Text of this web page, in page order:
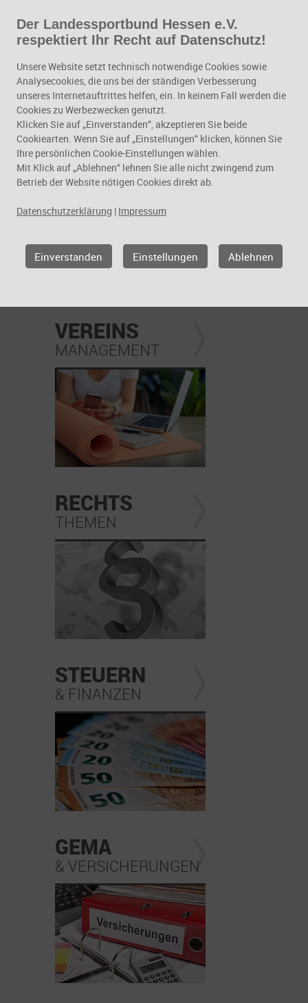
Vereinsmanagement
Vereinsmanagement
VEREINS
MANAGEMENT
RECHTS
THEMEN
STEUERN
& FINANZEN
GEMA
& VERSICHERUNGEN
Der Landessportbund Hessen e.V.
respektiert Ihr Recht auf Datenschutz!
Unsere Website setzt technisch notwendige Cookies sowie
Analysecookies, die uns bei der ständigen Verbesserung
unseres Internetauftrittes helfen, ein. In keinem Fall werden die
Cookies zu Werbezwecken genutzt.
Klicken Sie auf „Einverstanden“, akzeptieren Sie beide
Cookiearten. Wenn Sie auf „Einstellungen“ klicken, können Sie
Ihre persönlichen Cookie-Einstellungen wählen.
Mit Klick auf „Ablehnen“ lehnen Sie alle nicht zwingend zum
Betrieb der Website nötigen Cookies direkt ab.
Datenschutzerklärung | Impressum
Einverstanden Einstellungen Ablehnen